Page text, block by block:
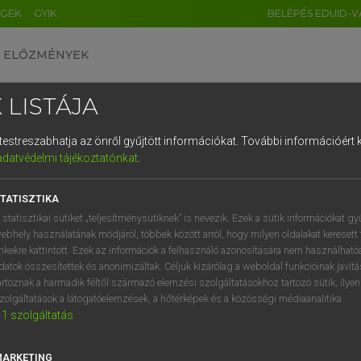
GYIK BELÉPÉS EDUID-
ELŐZMÉNYEK
nagyszótár
VAN ELŐFIZETÉSED?
megtekintéséhez.
LISTÁJA
az önről gyűjtött információkat. További információért
tájékoztatónkat.
statisztikai sütiket „teljesítménysütiknek” is nevezik. Ezek a sütik információkat
használatának módjáról, többek között arról, hogy milyen oldalakat keresett
kattintott. Ezek az információk a felhasználó azonosítására nem
összesítettek és anonimizáltak. Céljuk kizárólag a weboldal funkcióinak
a harmadik féltől származó elemzési szolgáltatásokhoz tartozó sütik;
a látogatóelemzések, a hőtérképek és a közösségi médiaanalitika.
1 szolgáltatás
DE CN FR ES IT NL
1 2 3 4 5 6 7 8 9
q w e r t z u i
a s d f g h j k l é
í y x c v b n m , .